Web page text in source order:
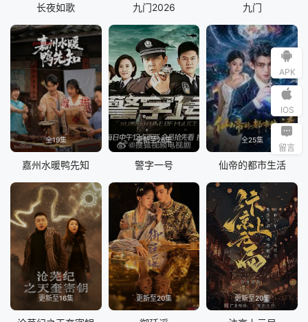
长夜如歌 九门2026 九门
全19集
嘉州水暖鸭先知
更新至26集
警字一号
全25集
仙帝的都市生活
更新至16集 更新至20集 更新至20集
APK
IOS
留言